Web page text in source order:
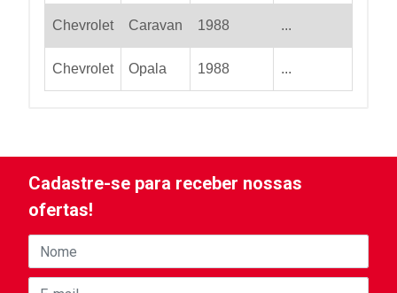
Chevrolet Caravan 1988 ...
Chevrolet Opala 1988 ...
Cadastre-se para receber nossas
ofertas!